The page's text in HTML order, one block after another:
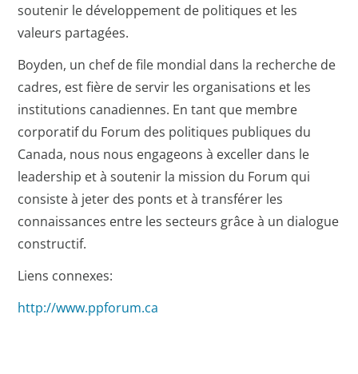
soutenir le développement de politiques et les
valeurs partagées.
Boyden, un chef de file mondial dans la recherche de
cadres, est fière de servir les organisations et les
institutions canadiennes. En tant que membre
corporatif du Forum des politiques publiques du
Canada, nous nous engageons à exceller dans le
leadership et à soutenir la mission du Forum qui
consiste à jeter des ponts et à transférer les
connaissances entre les secteurs grâce à un dialogue
constructif.
Liens connexes:
http://www.ppforum.ca